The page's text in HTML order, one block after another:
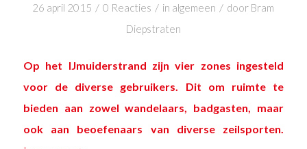
26 april 2015 / 0 Reacties / in algemeen / door Bram
Diepstraten
Op het IJmuiderstrand zijn vier zones ingesteld
voor de diverse gebruikers. Dit om ruimte te
bieden aan zowel wandelaars, badgasten, maar
ook aan beoefenaars van diverse zeilsporten.